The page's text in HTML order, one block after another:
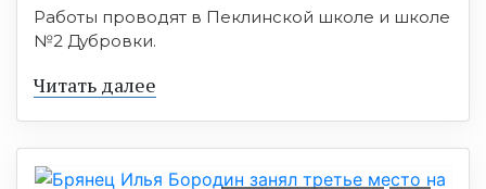
Работы проводят в Пеклинской школе и школе
№2 Дубровки.
Читать далее